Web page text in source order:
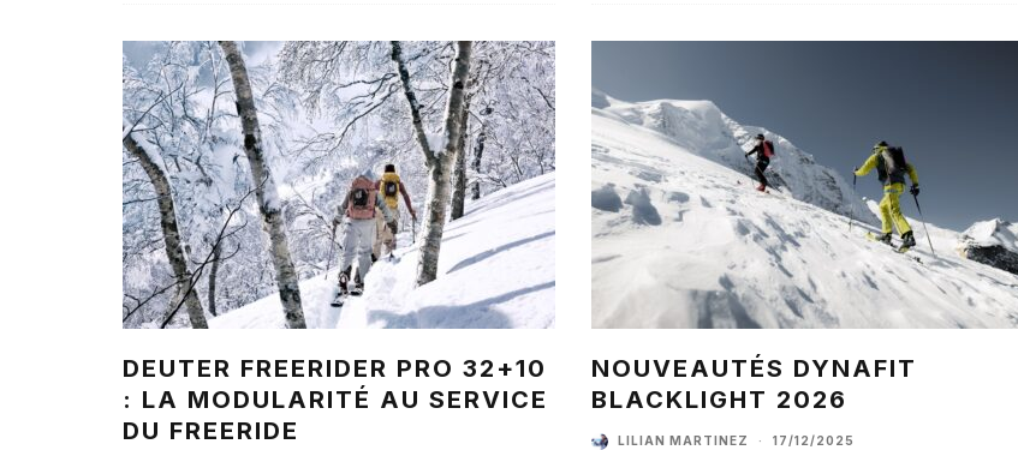
DEUTER FREERIDER PRO 32+10
: LA MODULARITÉ AU SERVICE
DU FREERIDE
NOUVEAUTÉS DYNAFIT
BLACKLIGHT 2026
LILIAN MARTINEZ · 17/12/2025